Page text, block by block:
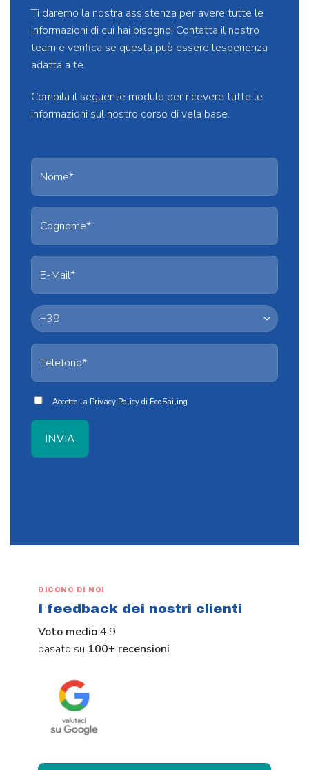
Ti daremo la nostra assistenza per avere tutte le
informazioni di cui hai bisogno! Contatta il nostro
team e verifica se questa può essere l’esperienza
adatta a te.
Compila il seguente modulo per ricevere tutte le
informazioni sul nostro corso di vela base.
Accetto la Privacy Policydi EcoSailing
DICONO DI NOI
I feedback dei nostri clienti
Voto medio4,9
basato su 100+ recensioni